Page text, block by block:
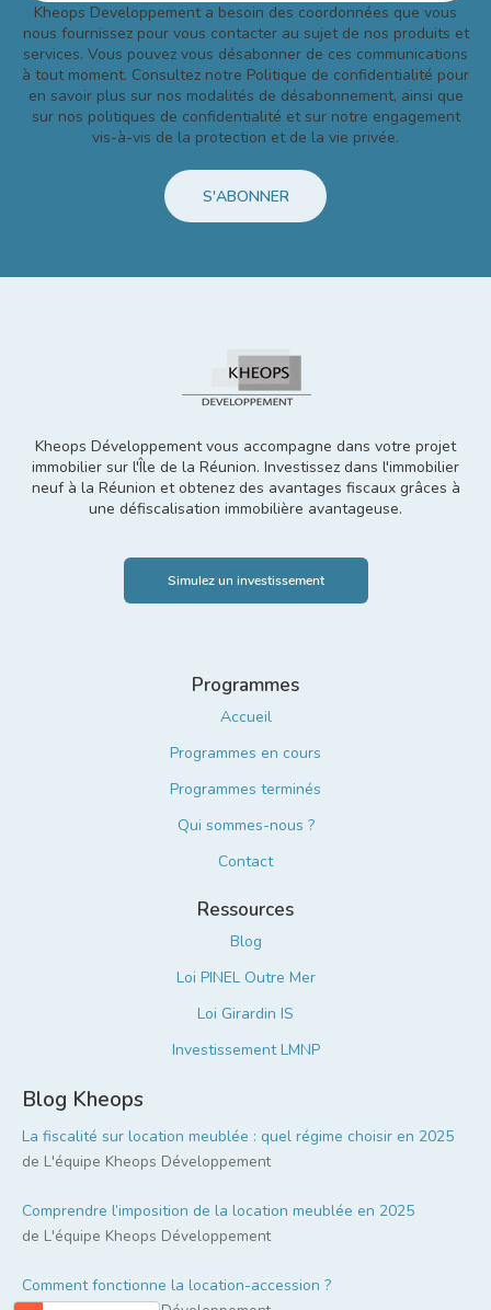
Kheops Developpement a besoin des coordonnées que vous
nous fournissez pour vous contacter au sujet de nos produits et
services. Vous pouvez vous désabonner de ces communications
à tout moment. Consultez notre Politique de confidentialité pour
en savoir plus sur nos modalités de désabonnement, ainsi que
sur nos politiques de confidentialité et sur notre engagement
vis-à-vis de la protection et de la vie privée.
Kheops Développement vous accompagne dans votre projet
immobilier sur l'Île de la Réunion. Investissez dans l'immobilier
neuf à la Réunion et obtenez des avantages fiscaux grâces à
une défiscalisation immobilière avantageuse.
Programmes
Accueil
Programmes en cours
Programmes terminés
Qui sommes-nous ?
Contact
Ressources
Blog
Loi PINEL Outre Mer
Loi Girardin IS
Investissement LMNP
Blog Kheops
La fiscalité sur location meublée : quel régime choisir en 2025
de L'équipe Kheops Développement
Comprendre l’imposition de la location meublée en 2025
de L'équipe Kheops Développement
Comment fonctionne la location-accession ?